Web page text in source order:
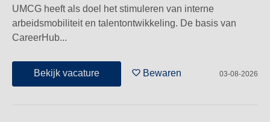
UMCG heeft als doel het stimuleren van interne
arbeidsmobiliteit en talentontwikkeling. De basis van
CareerHub...
Bekijk vacature Bewaren 03-08-2026